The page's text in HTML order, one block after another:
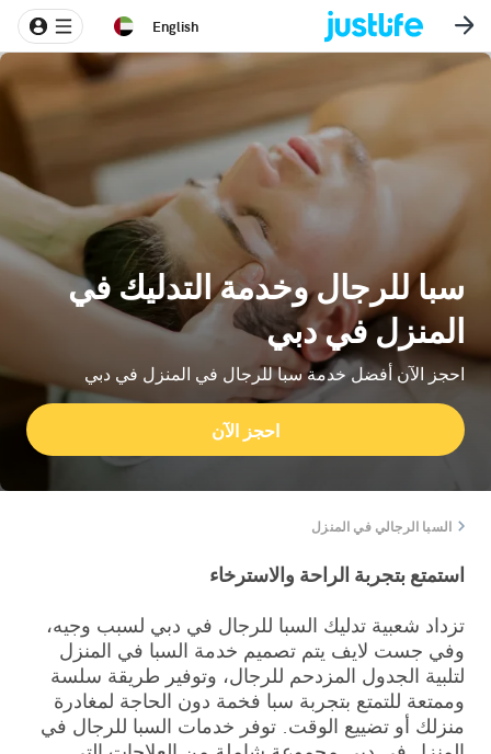
English
سبا للرجال وخدمة التدليك في
المنزل في دبي
احجز الآن أفضل خدمة سبا للرجال في المنزل في دبي
احجز الآن
السبا الرجالي في المنزل
استمتع بتجربة الراحة والاسترخاء
تزداد شعبية تدليك السبا للرجال في دبي لسبب وجيه،
وفي جست لايف يتم تصميم خدمة السبا في المنزل
لتلبية الجدول المزدحم للرجال، وتوفير طريقة سلسة
وممتعة للتمتع بتجربة سبا فخمة دون الحاجة لمغادرة
منزلك أو تضييع الوقت. توفر خدمات السبا للرجال في